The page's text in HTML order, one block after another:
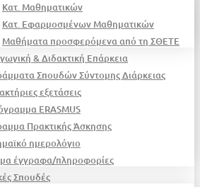
Κατ. Μαθηματικών
Κατ. Εφαρμοσμένων Μαθηματικών
Μαθήματα προσφερόμενα από τη ΣΘΕΤΕ
& Διδακτική Επάρκεια
Σπουδών Σύντομης Διάρκειας
εξετάσεις
ERASMUS
Πρακτικής Άσκησης
ημερολόγιο
έγγραφα/πληροφορίες
Σπουδές